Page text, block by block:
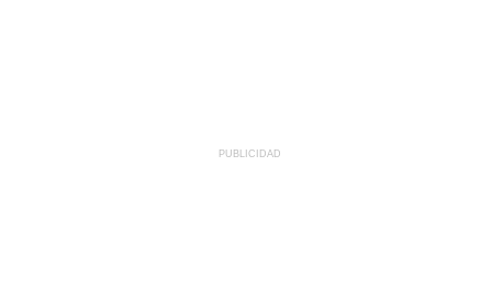
PUBLICIDAD